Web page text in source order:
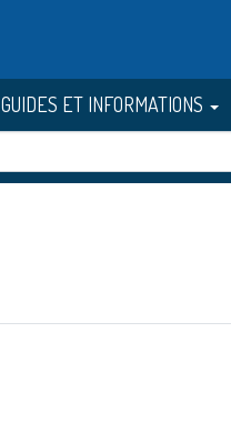
GUIDES ET INFORMATIONS